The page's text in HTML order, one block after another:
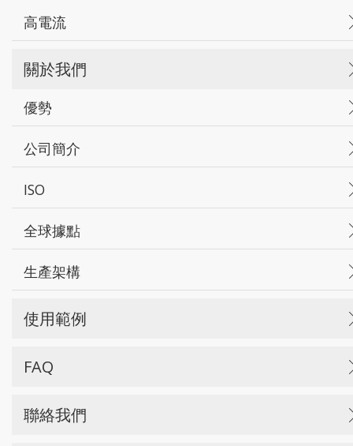
高電流
關於我們
優勢
公司簡介
ISO
全球據點
生產架構
使用範例
FAQ
聯絡我們